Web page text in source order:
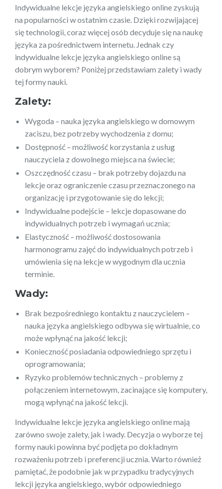
Indywidualne lekcje języka angielskiego online zyskują
na popularności w ostatnim czasie. Dzięki rozwijającej
się technologii, coraz więcej osób decyduje się na naukę
języka za pośrednictwem internetu. Jednak czy
indywidualne lekcje języka angielskiego online są
dobrym wyborem? Poniżej przedstawiam zalety i wady
tej formy nauki.
Zalety:
Wygoda – nauka języka angielskiego w domowym
zaciszu, bez potrzeby wychodzenia z domu;
Dostępność – możliwość korzystania z usług
nauczyciela z dowolnego miejsca na świecie;
Oszczędność czasu – brak potrzeby dojazdu na
lekcje oraz ograniczenie czasu przeznaczonego na
organizację i przygotowanie się do lekcji;
Indywidualne podejście – lekcje dopasowane do
indywidualnych potrzeb i wymagań ucznia;
Elastyczność – możliwość dostosowania
harmonogramu zajęć do indywidualnych potrzeb i
umówienia się na lekcje w wygodnym dla ucznia
terminie.
Wady:
Brak bezpośredniego kontaktu z nauczycielem –
nauka języka angielskiego odbywa się wirtualnie, co
może wpłynąć na jakość lekcji;
Konieczność posiadania odpowiedniego sprzętu i
oprogramowania;
Ryzyko problemów technicznych – problemy z
połączeniem internetowym, zacinające się komputery,
mogą wpłynąć na jakość lekcji.
Indywidualne lekcje języka angielskiego online mają
zarówno swoje zalety, jak i wady. Decyzja o wyborze tej
formy nauki powinna być podjęta po dokładnym
rozważeniu potrzeb i preferencji ucznia. Warto również
pamiętać, że podobnie jak w przypadku tradycyjnych
lekcji języka angielskiego, wybór odpowiedniego